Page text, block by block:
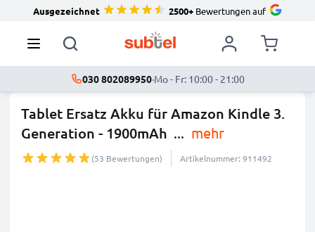
Ausgezeichnet 2500+Bewertungen auf
030 802089950·Mo - Fr: 10:00 - 21:00
Tablet Ersatz Akku für Amazon Kindle 3.
Generation - 1900mAh ... mehr
(53 Bewertungen) Artikelnummer: 911492